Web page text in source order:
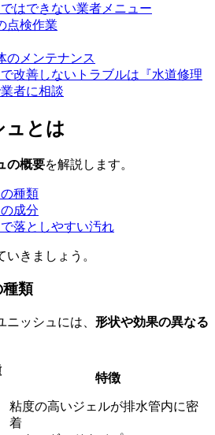
はできない業者メニュー
点検作業
のメンテナンス
改善しないトラブルは『水道修理
者に相談
ュとは
の概要を解説します。
種類
成分
落としやすい汚れ
きましょう。
類
ッシュには、 形状や効果の異なる
特徴
粘度の高いジェルが排水管内に密
着